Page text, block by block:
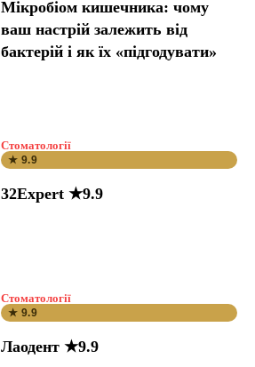
Мікробіом кишечника: чому
ваш настрій залежить від
бактерій і як їх «підгодувати»
Стоматології
★ 9.9
32Expert ★9.9
Стоматології
★ 9.9
Лаодент ★9.9